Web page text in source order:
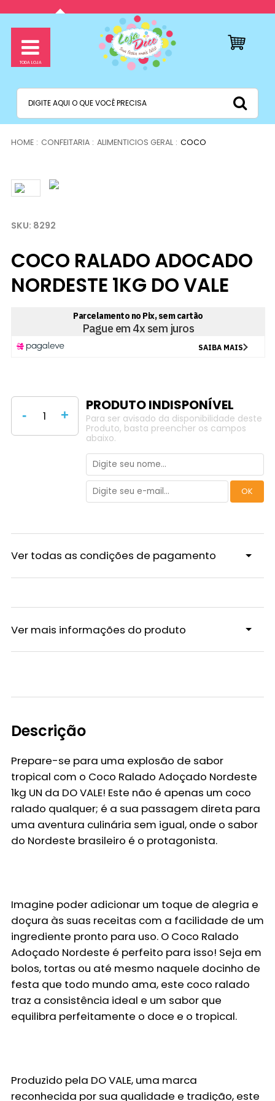
CONFEITARIA ALIMENTICIOS GERAL COCO
8292
COCO RALADO ADOCADO
NORDESTE 1KG DO VALE
- +
Para ser avisado da disponibilidade deste
Produto, basta preencher os campos
abaixo.
Ver todas as condições de pagamento
Ver mais informações do produto
Descrição
Prepare-se para uma explosão de sabor
tropical com o Coco Ralado Adoçado Nordeste
1kg UN da DO VALE! Este não é apenas um coco
ralado qualquer; é a sua passagem direta para
uma aventura culinária sem igual, onde o sabor
do Nordeste brasileiro é o protagonista.
Imagine poder adicionar um toque de alegria e
doçura às suas receitas com a facilidade de um
ingrediente pronto para uso. O Coco Ralado
Adoçado Nordeste é perfeito para isso! Seja em
bolos, tortas ou até mesmo naquele docinho de
festa que todo mundo ama, este coco ralado
traz a consistência ideal e um sabor que
equilibra perfeitamente o doce e o tropical.
Produzido pela DO VALE, uma marca
reconhecida por sua qualidade e tradição, este